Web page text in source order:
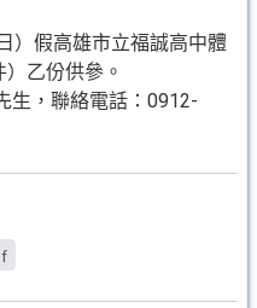
）假高雄市立福誠高中體
乙份供參。
生，聯絡電話：0912-